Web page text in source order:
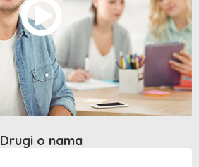
Drugi o nama